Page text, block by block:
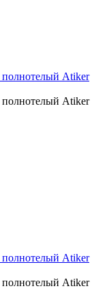
Atiker
Atiker
Atiker
Atiker